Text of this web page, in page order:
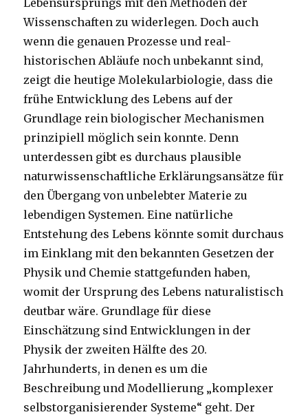
Lebensursprungs mit den Methoden der
Wissenschaften zu widerlegen. Doch auch
wenn die genauen Prozesse und real-
historischen Abläufe noch unbekannt sind,
zeigt die heutige Molekularbiologie, dass die
frühe Entwicklung des Lebens auf der
Grundlage rein biologischer Mechanismen
prinzipiell möglich sein konnte. Denn
unterdessen gibt es durchaus plausible
naturwissenschaftliche Erklärungsansätze für
den Übergang von unbelebter Materie zu
lebendigen Systemen. Eine natürliche
Entstehung des Lebens könnte somit durchaus
im Einklang mit den bekannten Gesetzen der
Physik und Chemie stattgefunden haben,
womit der Ursprung des Lebens naturalistisch
deutbar wäre. Grundlage für diese
Einschätzung sind Entwicklungen in der
Physik der zweiten Hälfte des 20.
Jahrhunderts, in denen es um die
Beschreibung und Modellierung „komplexer
selbstorganisierender Systeme“ geht. Der